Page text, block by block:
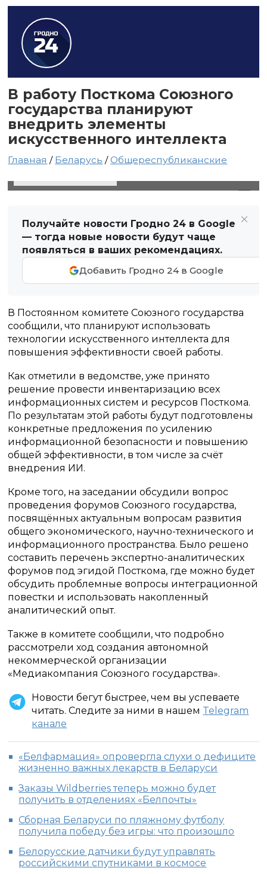
В работу Посткома Союзного
государства планируют
внедрить элементы
искусственного интеллекта
Главная / Беларусь /Общереспубликанские
Получайте новости Гродно 24 в Google
— тогда новые новости будут чаще
появляться в ваших рекомендациях.
Добавить Гродно 24 в Google
В Постоянном комитете Союзного государства
сообщили, что планируют использовать
технологии искусственного интеллекта для
повышения эффективности своей работы.
Как отметили в ведомстве, уже принято
решение провести инвентаризацию всех
информационных систем и ресурсов Посткома.
По результатам этой работы будут подготовлены
конкретные предложения по усилению
информационной безопасности и повышению
общей эффективности, в том числе за счёт
внедрения ИИ.
Кроме того, на заседании обсудили вопрос
проведения форумов Союзного государства,
посвящённых актуальным вопросам развития
общего экономического, научно-технического и
информационного пространства. Было решено
составить перечень экспертно-аналитических
форумов под эгидой Посткома, где можно будет
обсудить проблемные вопросы интеграционной
повестки и использовать накопленный
аналитический опыт.
Также в комитете сообщили, что подробно
рассмотрели ход создания автономной
некоммерческой организации
«Медиакомпания Союзного государства».
Новости бегут быстрее, чем вы успеваете
читать. Следите за ними в нашем Telegram
канале
«Белфармация» опровергла слухи о дефиците
жизненно важных лекарств в Беларуси
Заказы Wildberries теперь можно будет
получить в отделениях «Белпочты»
Сборная Беларуси по пляжному футболу
получила победу без игры: что произошло
Белорусские датчики будут управлять
российскими спутниками в космосе